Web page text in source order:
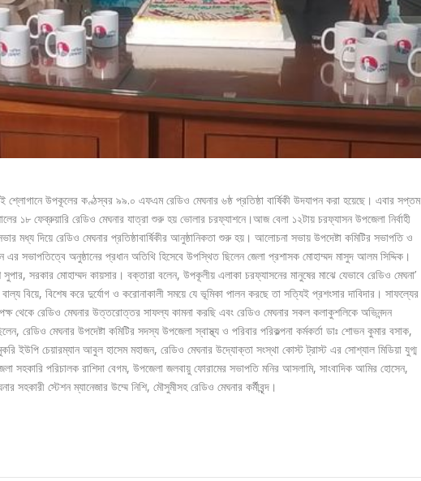
শ্লোগানে উপকূলের কণ্ঠস্বর ৯৯.০ এফএম রেডিও মেঘনার ৬ষ্ঠ প্রতিষ্ঠা বার্ষিকী উদযাপন করা হয়েছে। এবার সপ্তম
১৮ ফেব্রুয়ারি রেডিও মেঘনার যাত্রা শুরু হয় ভোলার চরফ্যাশনে।আজ বেলা ১২টায় চরফ্যাসন উপজেলা নির্বাহী
মধ্য দিয়ে রেডিও মেঘনার প্রতিষ্ঠাবার্ষিকীর আনুষ্ঠানিকতা শুরু হয়। আলোচনা সভায় উপদেষ্টা কমিটির সভাপতি ও
এর সভাপতিত্বে অনুষ্ঠানের প্রধান অতিথি হিসেবে উপস্থিত ছিলেন জেলা প্রশাসক মোহাম্মদ মাসুদ আলম সিদ্দিক।
সরকার মোহাম্মদ কায়সার। বক্তারা বলেন, উপকূলীয় এলাকা চরফ্যাসনের মানুষের মাঝে যেভাবে রেডিও মেঘনা’
বিয়ে, বিশেষ করে দুর্যোগ ও করোনাকালী সময়ে যে ভূমিকা পালন করছে তা সত্যিই প্রশংসার দাবিদার। সাফল্যের
থেকে রেডিও মেঘনার উত্তরোত্তর সাফল্য কামনা করছি এবং রেডিও মেঘনার সকল কলাকুশলিকে অভিনন্দন
রেডিও মেঘনার উপদেষ্টা কমিটির সদস্য উপজেলা স্বাস্থ্য ও পরিবার পরিকল্পনা কর্মকর্তা ডাঃ শোভন কুমার বসাক,
ইউপি চেয়ারম্যান আবুল হাসেম মহাজন, রেডিও মেঘনার উদ্যোক্তা সংস্থা কোস্ট ট্রাস্ট এর সোশ্যাল মিডিয়া যুগ্ম
সহকারি পরিচালক রাশিদা বেগম, উপজেলা জলবায়ু ফোরামের সভাপতি মনির আসলামি, সাংবাদিক আমির হোসেন,
স্টেশন ম্যানেজার উম্মে নিশি, মৌসুমীসহ রেডিও মেঘনার কর্মীবৃন্দ।